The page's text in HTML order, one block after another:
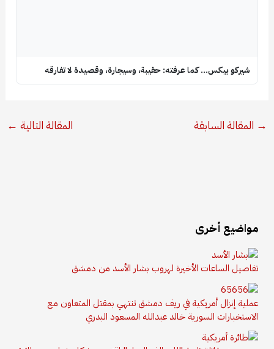
شيركو بيكس… كما عرفته: حقيبة، وسيجارة، وقصيدة لا تفارقه
→ المقالة السابقة المقالة التالية ←
مواضيع أخرى
تفاصيل الساعات الأخيرة لهروب بشار الأسد من دمشق
عملية إنزال أمريكية في ريف دمشق تنتهي بمقتل المتعاون مع
الاستخبارات السورية خالد عبدالله المسعود البدري